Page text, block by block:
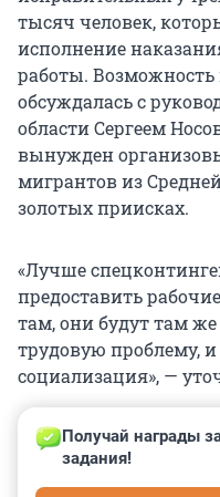
тысяч человек,
исполнение
работы. Возможность
обсуждалась с
области Сергеем
вынужден
мигрантов из
золотых приисках.
«Лучше
предоставить
там, они будут там
трудовую проблему,
социализация», —
Получай награды
задания!